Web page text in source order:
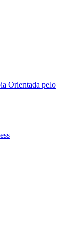
Orientada pelo